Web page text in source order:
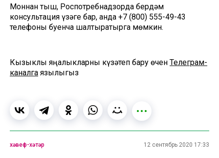
Моннан тыш, Роспотребнадзорда бердәм
консультация үзәге бар, анда +7 (800) 555-49-43
телефоны буенча шалтыратырга мөмкин.
Кызыклы яңалыкларны күзәтеп бару өчен Телеграм-
каналга язылыгыз
хәвеф-хәтәр 12 сентябрь 2020 17:33